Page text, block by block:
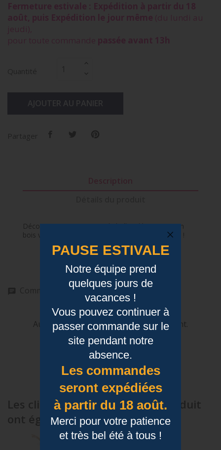
Fermeture estivale : Expédition à partir du 18
août, puis Expédition le jour même (du lundi au
jeudi),
pour toute commande passée avant 13h
Décorez votre sapin avec de belles décorations en
bois véritable. Boule de Noël pour toute la famille !
Commentaires (0)
Aucun avis n'a été publié pour le moment.
Les clients qui ont acheté ce produit
ont également acheté...
PAUSE ESTIVALE
Notre équipe prend
quelques jours de
vacances !
Vous pouvez continuer à
passer commande sur le
site pendant notre
absence.
Les commandes
seront expédiées
à partir du 18 août.
Merci pour votre patience
et très bel été à tous !